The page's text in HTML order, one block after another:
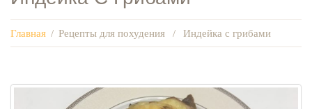
Главная / Рецепты для похудения / Индейка с грибами